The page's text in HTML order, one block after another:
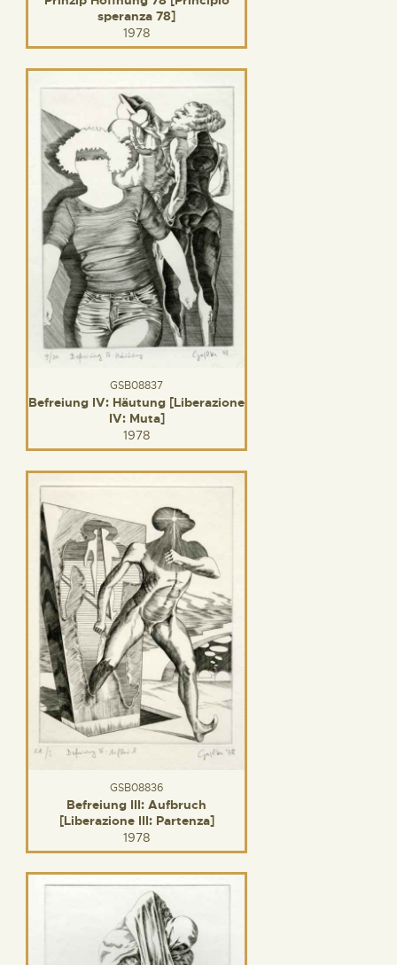
speranza 78]
1978
GSB08837
Befreiung IV: Häutung [Liberazione
IV: Muta]
1978
GSB08836
Befreiung III: Aufbruch
[Liberazione III: Partenza]
1978